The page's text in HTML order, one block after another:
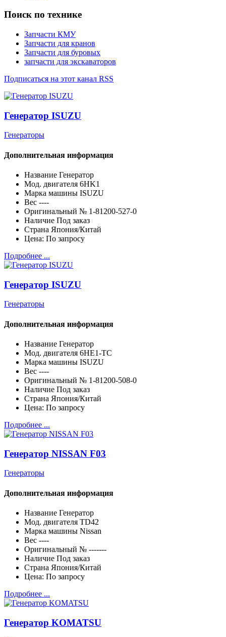
Поиск по технике
Запчасти КМУ
Запчасти для кранов
Запчасти для буровых
запчасти для экскаваторов
Подписаться на этот канал RSS
Генератор ISUZU
Генераторы
Дополнительная информация
Название Генератор
Мод. двигателя 6HK1
Марка машины ISUZU
Вес ----
Оригинальный № 1-81200-527-0
Наличие Под заказ
Страна Япония/Китай
Цена: По запросу
Подробнее ...
Генератор ISUZU
Генераторы
Дополнительная информация
Название Генератор
Мод. двигателя 6HE1-TC
Марка машины ISUZU
Вес ----
Оригинальный № 1-81200-508-0
Наличие Под заказ
Страна Япония/Китай
Цена: По запросу
Подробнее ...
Генератор NISSAN F03
Генераторы
Дополнительная информация
Название Генератор
Мод. двигателя TD42
Марка машины Nissan
Вес ----
Оригинальный № -------
Наличие Под заказ
Страна Япония/Китай
Цена: По запросу
Подробнее ...
Генератор KOMATSU